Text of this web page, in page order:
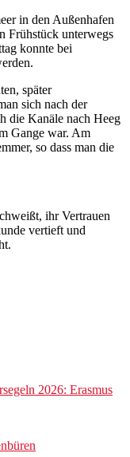
in den Außenhafen
Frühstück unterwegs
konnte bei
später
sich nach der
die Kanäle nach Heeg
Gange war. Am
so dass man die
ihr Vertrauen
vertieft und
2026: Erasmus